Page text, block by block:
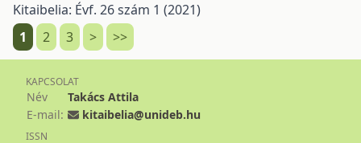
Kitaibelia: Évf. 26 szám 1 (2021)
1
2 3 > >>
KAPCSOLAT
Név
Takács Attila
E-mail:
kitaibelia@unideb.hu
ISSN